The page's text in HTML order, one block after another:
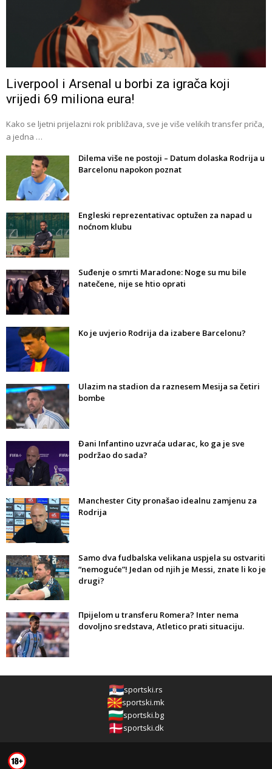
Liverpool i Arsenal u borbi za igrača koji
vrijedi 69 miliona eura!
Kako se ljetni prijelazni rok približava, sve je više velikih transfer priča,
a jedna …
Dilema više ne postoji – Datum dolaska Rodrija u
Barcelonu napokon poznat
Engleski reprezentativac optužen za napad u
noćnom klubu
Suđenje o smrti Maradone: Noge su mu bile
natečene, nije se htio oprati
Ko je uvjerio Rodrija da izabere Barcelonu?
Ulazim na stadion da raznesem Mesija sa četiri
bombe
Đani Infantino uzvraća udarac, ko ga je sve
podržao do sada?
Manchester City pronašao idealnu zamjenu za
Rodrija
Samo dva fudbalska velikana uspjela su ostvariti
“nemoguće”! Jedan od njih je Messi, znate li ko je
drugi?
Прijelom u transferu Romera? Inter nema
dovoljno sredstava, Atletico prati situaciju.
sportski.rs
sportski.mk
sportski.bg
sportski.dk